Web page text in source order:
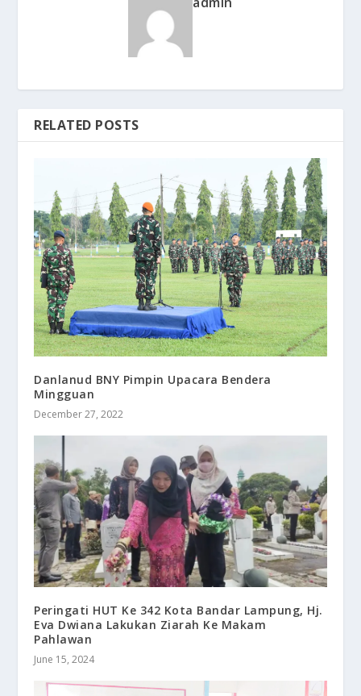
RELATED POSTS
Danlanud BNY Pimpin Upacara Bendera
Mingguan
December 27, 2022
Peringati HUT Ke 342 Kota Bandar Lampung, Hj.
Eva Dwiana Lakukan Ziarah Ke Makam
Pahlawan
June 15, 2024